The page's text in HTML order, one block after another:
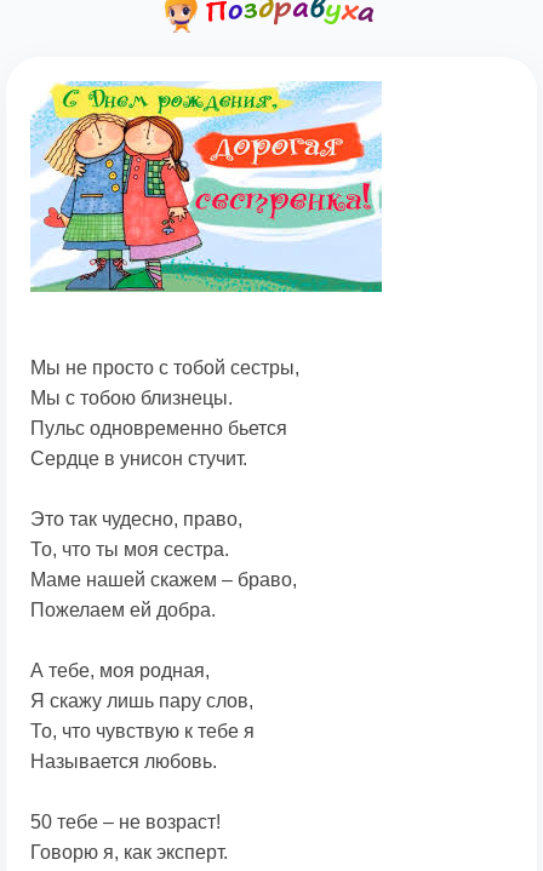
Мы не просто с тобой сестры,
Мы с тобою близнецы.
Пульс одновременно бьется
Сердце в унисон стучит.
Это так чудесно, право,
То, что ты моя сестра.
Маме нашей скажем – браво,
Пожелаем ей добра.
А тебе, моя родная,
Я скажу лишь пару слов,
То, что чувствую к тебе я
Называется любовь.
50 тебе – не возраст!
Говорю я, как эксперт.